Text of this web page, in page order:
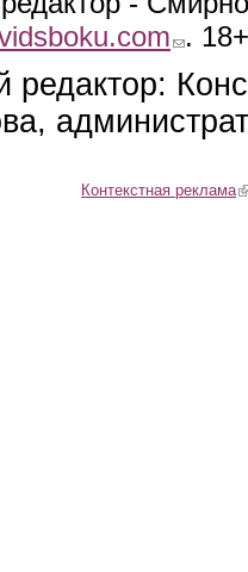
(link sends e-
. 18+
редактор:
Контекстная реклама